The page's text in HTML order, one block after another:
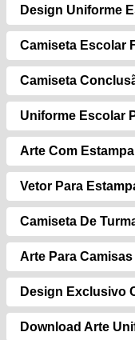
Design Uniforme
Camiseta Escolar
Camiseta
Uniforme Escolar
Arte Com
Vetor Para
Camiseta De
Arte Para
Design Exclusivo
Download Arte